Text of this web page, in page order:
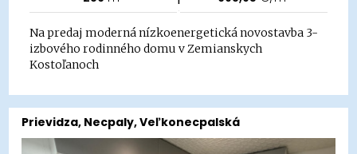
Na predaj moderná nízkoenergetická novostavba 3-
izbového rodinného domu v Zemianskych
Kostoľanoch
Prievidza, Necpaly, Veľkonecpalská